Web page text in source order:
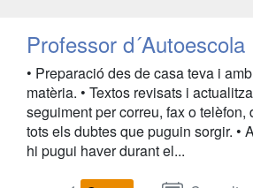
Professor d´Autoescola
• Preparació des de casa teva i
matèria. • Textos revisats i
seguiment per correu, fax o
tots els dubtes que puguin sorgir.
hi pugui haver durant el...